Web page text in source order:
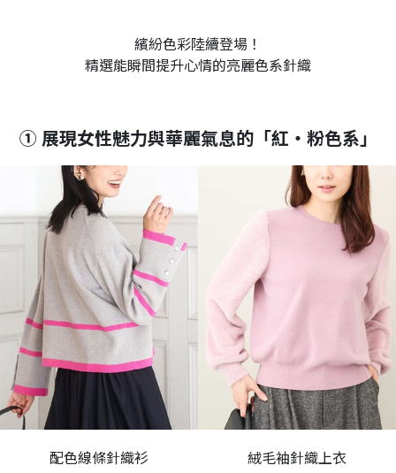
繽紛色彩陸續登場！
精選能瞬間提升心情的亮麗色系針織
① 展現女性魅力與華麗氣息的「紅・粉色系」
配色線條針織衫 絨毛袖針織上衣